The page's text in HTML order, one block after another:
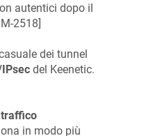
autentici dopo il
2518]
dei tunnel
IPsec del Keenetic.
in modo più